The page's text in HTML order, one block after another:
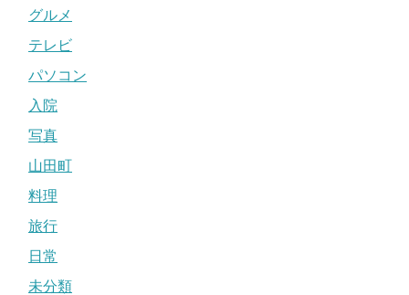
グルメ
テレビ
パソコン
入院
写真
山田町
料理
旅行
日常
未分類